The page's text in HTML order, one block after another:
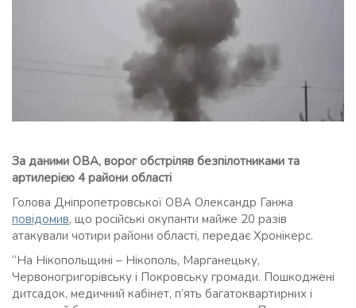
За даними ОВА, ворог обстріляв безпілотниками та
артилерією 4 райони області
Голова Дніпропетровської ОВА Олександр Ганжа
повідомив, що російські окупанти майже 20 разів
атакували чотири райони області, передає Хронікерс.
“На Нікопольщині – Нікополь, Марганецьку,
Червоногригорівську і Покровську громади. Пошкоджені
дитсадок, медичний кабінет, п’ять багатоквартирних і